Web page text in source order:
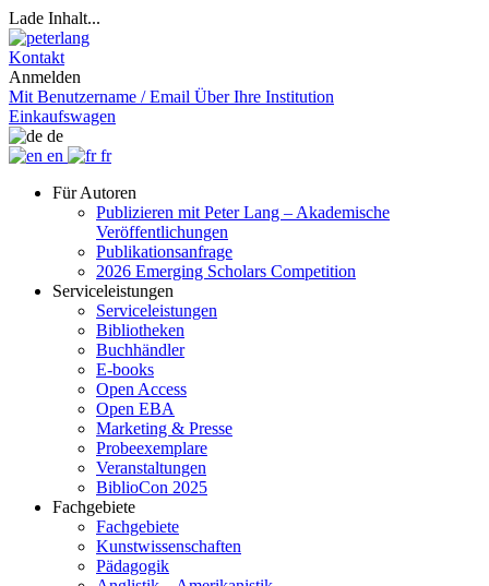
Lade Inhalt...
Kontakt
Anmelden
Mit Benutzername / Email Über Ihre Institution
Einkaufswagen
de
en
fr
Für Autoren
Publizieren mit Peter Lang – Akademische
Veröffentlichungen
Publikationsanfrage
2026 Emerging Scholars Competition
Serviceleistungen
Serviceleistungen
Bibliotheken
Buchhändler
E-books
Open Access
Open EBA
Marketing & Presse
Probeexemplare
Veranstaltungen
BiblioCon 2025
Fachgebiete
Fachgebiete
Kunstwissenschaften
Pädagogik